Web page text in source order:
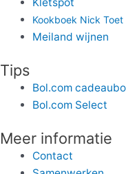
Kookboek Nick Toet
Meiland wijnen
Tips
Bol.com
Bol.com Select
Meer informatie
Contact